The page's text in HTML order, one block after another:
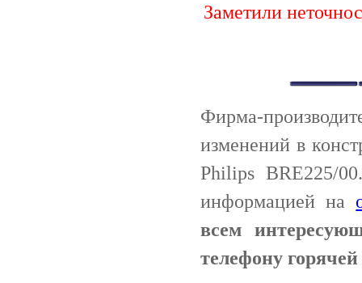
Заметили
Фирма-
изменений в
Philips BRE225/
информацией на
всем
телефону